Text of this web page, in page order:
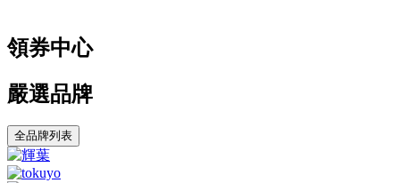
領券中心
嚴選品牌
全品牌列表